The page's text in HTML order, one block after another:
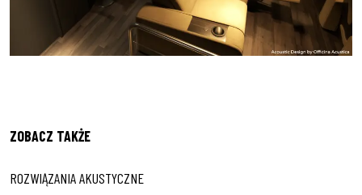
ZOBACZ TAKŻE
ROZWIĄZANIA AKUSTYCZNE